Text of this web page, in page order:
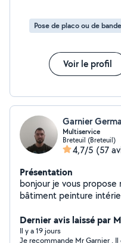
Pose de placo ou de
Voir le profil
Garnier
Multiservice
Breteuil (Breteuil)
4,7/5 (57
Présentation
bonjour je vous propose
bâtiment peinture
mes services aussi pour
évacuer des déchets
Dernier avis laissé par
Il y a 19 jours
Je recommande Mr Garnier .